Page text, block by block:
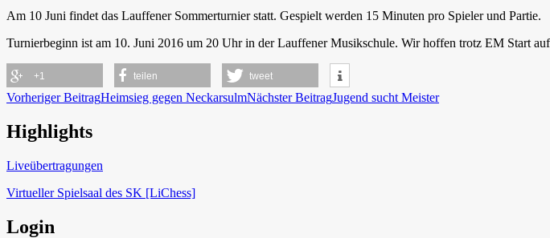
Am 10 Juni findet das Lauffener Sommerturnier statt. Gespielt werden 15 Minuten pro Spieler und Partie.
Turnierbeginn ist am 10. Juni 2016 um 20 Uhr in der Lauffener Musikschule. Wir hoffen trotz EM Start
+1 teilen tweet
Beitragsnavigation
Vorheriger BeitragHeimsieg gegen NeckarsulmNächster BeitragJugend sucht Meister
Schach in Lauffen
Highlights
Liveübertragungen
Virtueller Spielsaal des SK [LiChess]
Login